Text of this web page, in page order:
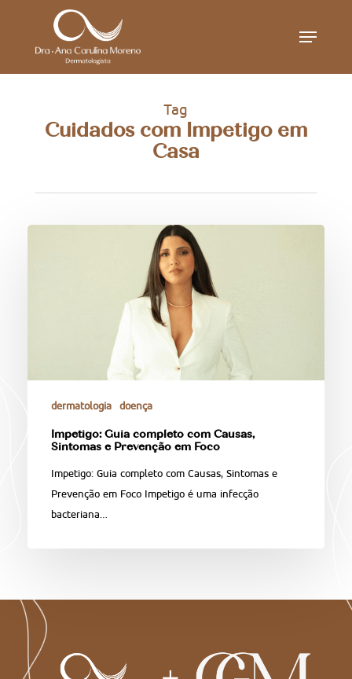
Menu
Tag
Cuidados com Impetigo em
Casa
dermatologia doença
Impetigo: Guia completo com Causas,
Sintomas e Prevenção em Foco
Impetigo: Guia completo com Causas, Sintomas e
Prevenção em Foco Impetigo é uma infecção
bacteriana…